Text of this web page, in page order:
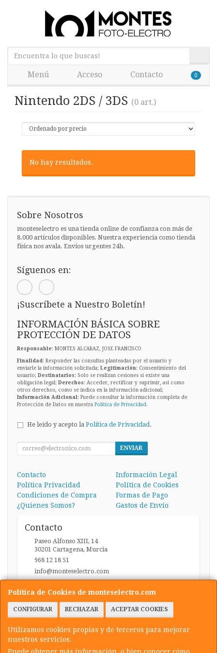
Menú Acceso Contacto 0
Nintendo 2DS / 3DS (0 art.)
No hay resultados.
Política de Cookies de monteselectro.com
CONFIGURAR RECHAZAR ACEPTAR COOKIES
Utilizamos cookies propias y de terceros para mejorar
nuestros servicios.
Sobre Nosotros
monteselectro es una tienda online de confianza con más de
8.000 artículos disponibles. Nuestra experiencia como tienda
física nos avala. Envíos urgentes 24h.
Síguenos en:
¡Suscríbete a Nuestro Boletín!
INFORMACIÓN BÁSICA SOBRE
PROTECCIÓN DE DATOS
Responsable: MONTES ALCARAZ, JOSE FRANCISCO
Finalidad : Responder las consultas planteadas por el usuario y
enviarle la información solicitada; Legitimación: Consentimiento del
usuario; Destinatarios: Solo se realizan cesiones si existe una
obligación legal; Derechos: Acceder, rectificar y suprimir, así como
otros derechos, como se indica en la información adicional;
Información Adicional : Puede consultar la información completa de
Protección de Datos en nuestra Política de Privacidad .
He leído y acepto la Política de Privacidad.
ENVIAR
Contacto
Información Legal
Política Privacidad
Política de Cookies
Condiciones de Compra
Formas de Pago
¿Quienes Somos?
Gastos de Envío
Contacto
Paseo Alfonso XIII, 14
30201 Cartagena, Murcia
968 12 18 51
info@monteselectro.com
Horario
Lunes a Viernes: 09:45-14:00 y 17:00-20:30 / Sábados:
09:45-14:00